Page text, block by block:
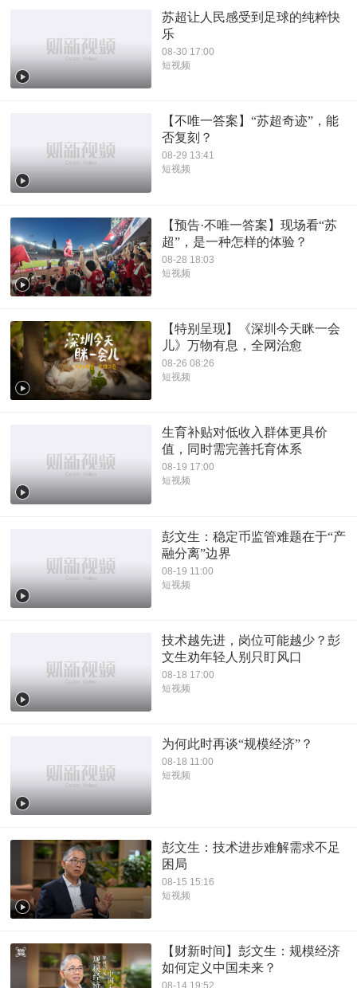
苏超让人民感受到足球的纯粹快
乐
08-30 17:00
短视频
【不唯一答案】“苏超奇迹”，能
否复刻？
08-29 13:41
短视频
【预告·不唯一答案】现场看“苏
超”，是一种怎样的体验？
08-28 18:03
短视频
【特别呈现】《深圳今天眯一会
儿》万物有息，全网治愈
08-26 08:26
短视频
生育补贴对低收入群体更具价
值，同时需完善托育体系
08-19 17:00
短视频
彭文生：稳定币监管难题在于“产
融分离”边界
08-19 11:00
短视频
技术越先进，岗位可能越少？彭
文生劝年轻人别只盯风口
08-18 17:00
短视频
为何此时再谈“规模经济”？
08-18 11:00
短视频
彭文生：技术进步难解需求不足
困局
08-15 15:16
短视频
【财新时间】彭文生：规模经济
如何定义中国未来？